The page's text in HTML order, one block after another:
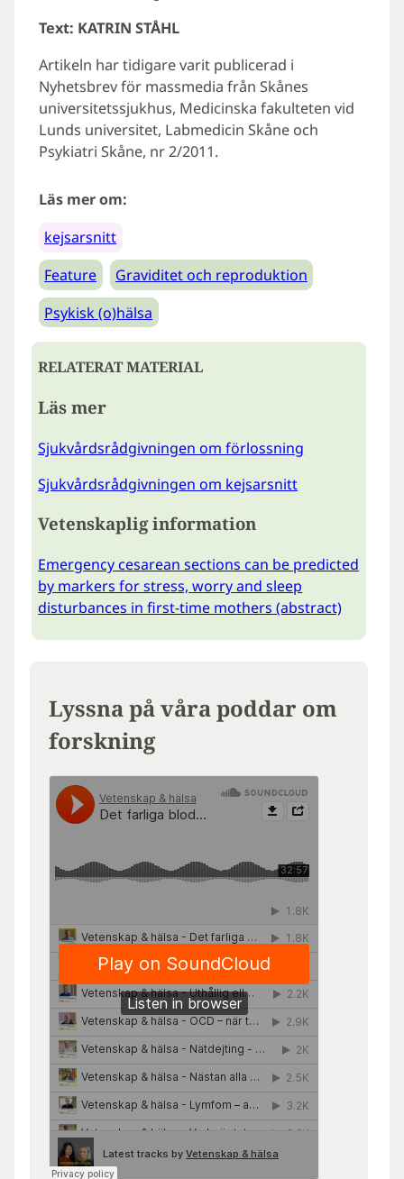
Text: KATRIN STÅHL
Artikeln har tidigare varit publicerad i
Nyhetsbrev för massmedia från Skånes
universitetssjukhus, Medicinska fakulteten vid
Lunds universitet, Labmedicin Skåne och
Psykiatri Skåne, nr 2/2011.
Läs mer om:
kejsarsnitt
Feature
Graviditet och reproduktion
Psykisk (o)hälsa
RELATERAT MATERIAL
Läs mer
Sjukvårdsrådgivningen om förlossning
Sjukvårdsrådgivningen om kejsarsnitt
Vetenskaplig information
Emergency cesarean sections can be predicted
by markers for stress, worry and sleep
disturbances in first-time mothers (abstract)
Lyssna på våra poddar om
forskning